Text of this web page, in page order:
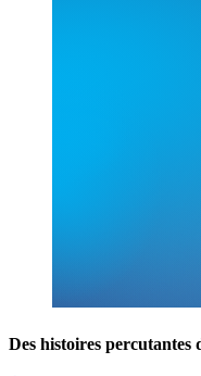
Des histoires percutantes